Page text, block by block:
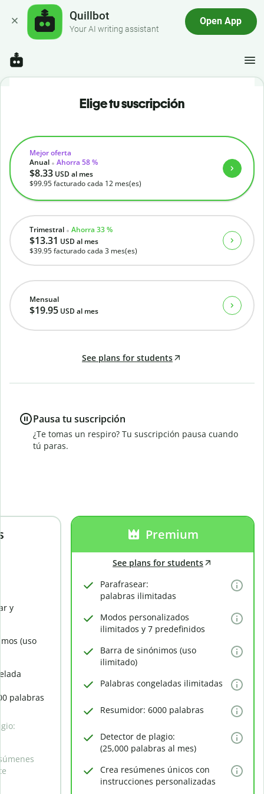
Quillbot
Your AI writing assistant
Open App
y
(uso
palabras
Premium
See plans for students
Parafrasear:
palabras ilimitadas
Modos personalizados
ilimitados y 7 predefinidos
Barra de sinónimos (uso
ilimitado)
Palabras congeladas ilimitadas
Resumidor: 6000 palabras
Detector de plagio:
(25,000 palabras al mes)
Crea resúmenes únicos con
instrucciones personalizadas
Elige tu suscripción
Mensual
$19.95 USD al mes
Trimestral Ahorra 33 %
$13.31 USD al mes
$39.95facturado cada 3 mes(es)
Mejor oferta
Anual
Ahorra 58 %
$8.33 USD al mes
$99.95facturado cada 12 mes(es)
See plans for students
Pausa tu suscripción
¿Te tomas un respiro? Tu suscripción pausa cuando
tú paras.